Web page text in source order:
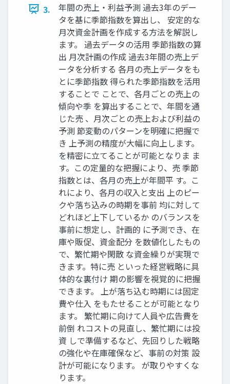
3.
年間の売上・利益予測 過去3年のデー
タを基に季節指数を算出し、 安定的な
月次資金計画を作成する方法を解説し
ます。 過去データの活用 季節指数の算
出 月次計画の作成 過去3年間の売上デ
ータを分析する 各月の売上データをも
とに季節指数 得られた季節指数を活用
することで ことで、各月ごとの売上の
傾向や季 を算出することで、年間を通
じた売 、月次ごとの売上および利益の
予測 節変動のパターンを明確に把握で
き 上予測の精度が大幅に向上します。
を精密に立てることが可能となりま ま
す。この定量的な把握により、売 季節
指数とは、各月の売上が年間平 す。こ
れにより、各月の収入と支出 上のピー
クや落ち込みの時期を事前 均に対して
どれほど上下しているか のバランスを
事前に想定し、計画的 に予測でき、在
庫や販促、資金配分 を数値化したもの
で、繁忙期や閑散 な資金繰りが実現で
きます。特に売 といった経営戦略に具
体的な裏付け 期の影響を視覚的に把握
できます。 上が落ち込む時期には固定
費や仕入 をもたせることが可能となり
ます。 繁忙期に向けて人員や広告費を
前倒 れコストの見直し、繁忙期には投
資 しで準備するなど、先回りした戦略
の強化や在庫確保など、事前の対策 設
計が可能になります。 が取りやすくな
ります。